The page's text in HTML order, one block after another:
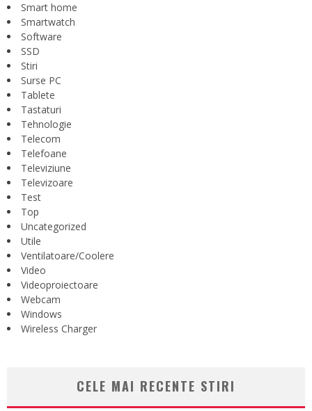
Smart home
Smartwatch
Software
SSD
Stiri
Surse PC
Tablete
Tastaturi
Tehnologie
Telecom
Telefoane
Televiziune
Televizoare
Test
Top
Uncategorized
Utile
Ventilatoare/Coolere
Video
Videoproiectoare
Webcam
Windows
Wireless Charger
CELE MAI RECENTE STIRI